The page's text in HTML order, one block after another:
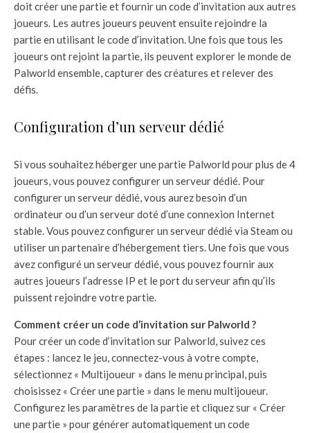
doit créer une partie et fournir un code d’invitation aux autres
joueurs. Les autres joueurs peuvent ensuite rejoindre la
partie en utilisant le code d’invitation. Une fois que tous les
joueurs ont rejoint la partie, ils peuvent explorer le monde de
Palworld ensemble, capturer des créatures et relever des
défis.
Configuration d’un serveur dédié
Si vous souhaitez héberger une partie Palworld pour plus de 4
joueurs, vous pouvez configurer un serveur dédié. Pour
configurer un serveur dédié, vous aurez besoin d’un
ordinateur ou d’un serveur doté d’une connexion Internet
stable. Vous pouvez configurer un serveur dédié via Steam ou
utiliser un partenaire d’hébergement tiers. Une fois que vous
avez configuré un serveur dédié, vous pouvez fournir aux
autres joueurs l’adresse IP et le port du serveur afin qu’ils
puissent rejoindre votre partie.
Comment créer un code d’invitation sur Palworld ?
Pour créer un code d’invitation sur Palworld, suivez ces
étapes : lancez le jeu, connectez-vous à votre compte,
sélectionnez « Multijoueur » dans le menu principal, puis
choisissez « Créer une partie » dans le menu multijoueur.
Configurez les paramètres de la partie et cliquez sur « Créer
une partie » pour générer automatiquement un code